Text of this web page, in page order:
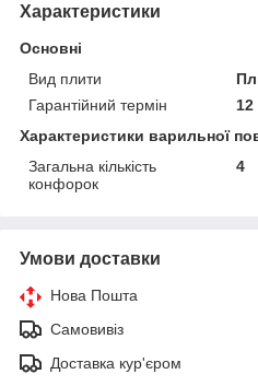
Характеристики
Основні
Вид плити
Гарантійний термін
12
Характеристики варильної
Загальна кількість
конфорок
4
Умови доставки
Нова Пошта
Самовивіз
Доставка кур'єром